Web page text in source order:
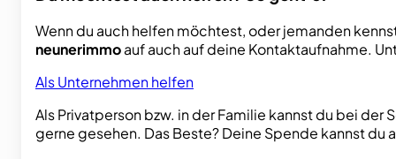
Wenn du auch helfen möchtest, oder jemanden
neunerimmoauf auch auf deine Kontaktaufnahme.
Als Unternehmen helfen
Als Privatperson bzw. in der Familie kannst du bei
gerne gesehen. Das Beste? Deine Spende kannst du